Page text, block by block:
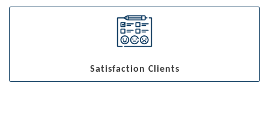
Satisfaction Clients